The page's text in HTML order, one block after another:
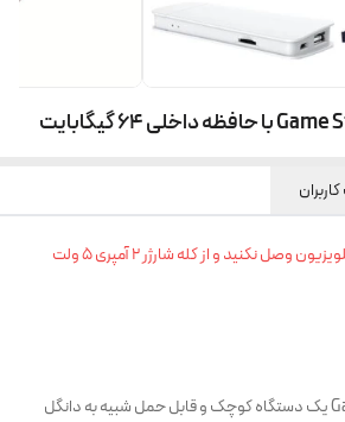
*** لطفا برق کنسول را به تلویزیون وصل نکنید و از کله شارژر 2 آمپری 5 ولت
کنسول بازی Game Stick Pro یک دستگاه کوچک و قابل حمل شبیه به دانگل